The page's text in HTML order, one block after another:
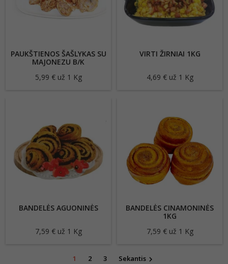
PAUKŠTIENOS ŠAŠLYKAS SU
MAJONEZU B/K
Kaina
5,99 € už 1 Kg
VIRTI ŽIRNIAI 1KG
Kaina
4,69 € už 1 Kg
BANDELĖS AGUONINĖS
Kaina
7,59 € už 1 Kg
BANDELĖS CINAMONINĖS
1KG
Kaina
7,59 € už 1 Kg
1 2 3 Sekantis 